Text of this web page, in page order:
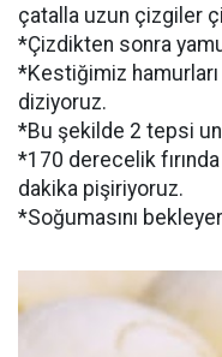
çatalla uzun çizgiler
*Çizdikten sonra
*Kestiğimiz hamurları
diziyoruz.
*Bu şekilde 2 tepsi
*170 derecelik
dakika pişiriyoruz.
*Soğumasını